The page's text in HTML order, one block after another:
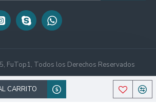
CARRITO
FuTop1, Todos los Derechos Reservados